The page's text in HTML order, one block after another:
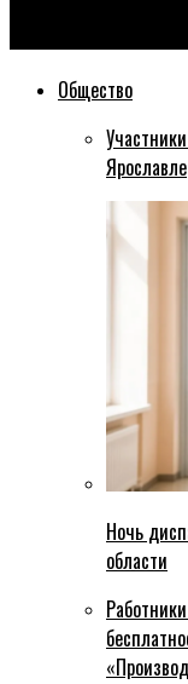
Общество
Ярославле
Ночь
области